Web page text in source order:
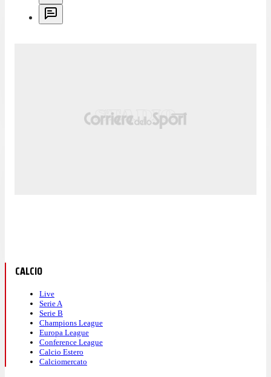
CALCIO
Live
Serie A
Serie B
Champions League
Europa League
Conference League
Calcio Estero
Calciomercato